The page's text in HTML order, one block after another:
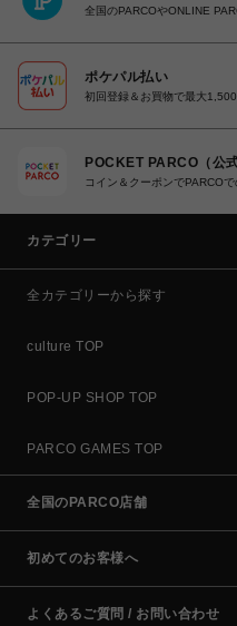
全国のPARCOやONLINE
ポケパル払い
初回登録＆お買物で最大
POCKET PARCO（公式
コイン＆クーポンでPARCO
カテゴリー
全カテゴリーから探す
culture TOP
POP-UP SHOP TOP
PARCO GAMES TOP
全国のPARCO店舗
初めてのお客様へ
よくあるご質問 / お問い合わせ